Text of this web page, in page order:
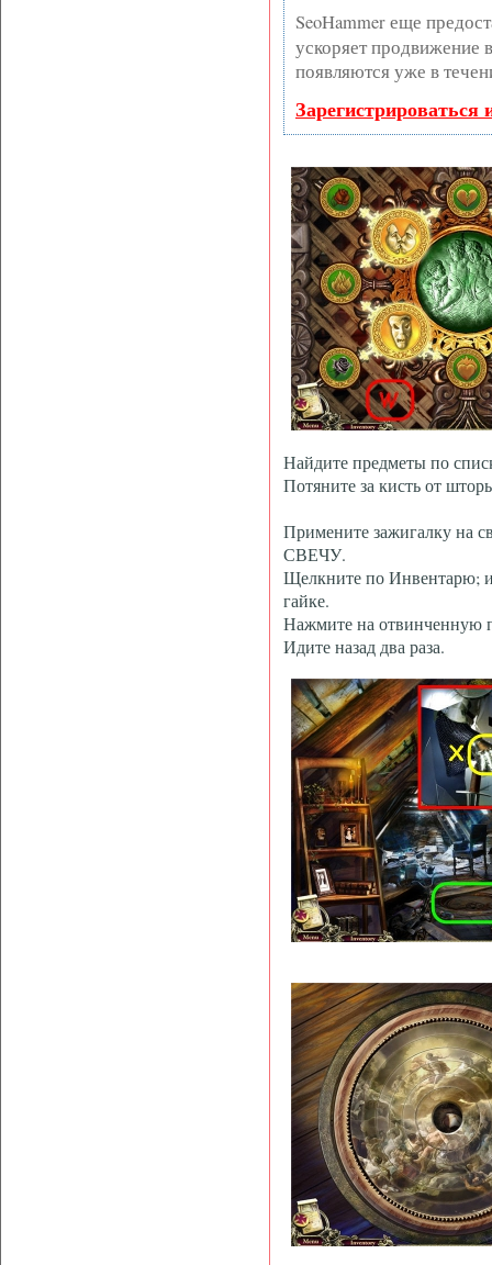
SeoHammer еще
ускоряет продвижение
появляются уже в
Найдите предметы по
Потяните за кисть от
Примените зажигалку
СВЕЧУ.
Щелкните по
гайке.
Нажмите на отвинченную
Идите назад два раза.